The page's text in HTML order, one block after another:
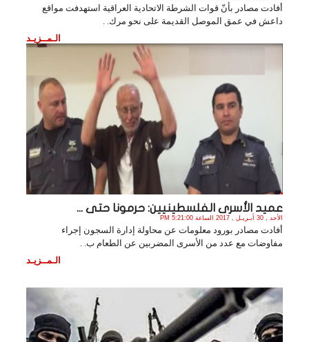
أفادت مصادر بأنّ قوات الشرطة الاتحادية العراقية استهدفت مواقع
داعش في عمق الموصل القديمة على نحو مرك. .
الـمــزيـد
عميد الأسرى الفلسطينيين: حرمونا حتى ...
الأحد , 30 أبـريـل , 2017 الساعة 5:21:00 PM
أفادت مصادر بورود معلومات عن محاولة إدارة السجون إجراء
مفاوضات مع عدد من الأسرى المضربين عن الطعام ب. .
الـمــزيـد